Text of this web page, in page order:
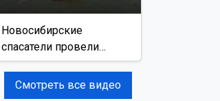
Новосибирские
спасатели провели
учения на реке Обь
Смотреть все видео